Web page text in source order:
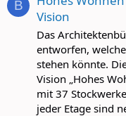
B
Vision
Das
entworfen,
stehen könnte.
Vision „Hohes
mit 37
jeder Etage sind